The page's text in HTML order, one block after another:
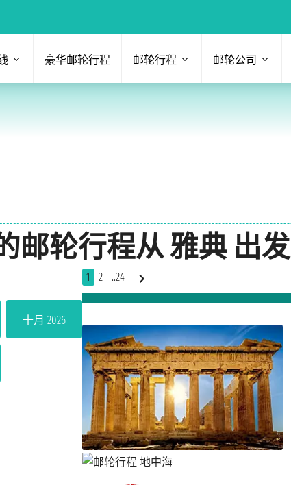
豪华邮轮行程 邮轮行程 邮轮公司
邮轮行程从 雅典 出发
十月 2026
1 2 ..24